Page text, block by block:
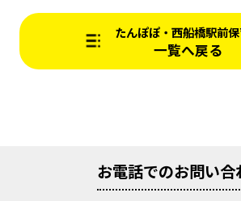
たんぽぽ・西船橋駅前
一覧へ戻る
お電話でのお問い合